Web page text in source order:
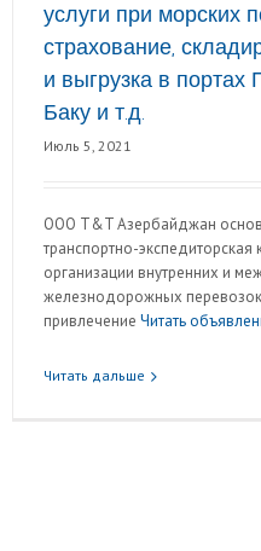
услуги при морских
страхование,
и выгрузка в портах
Баку и т.д.
Июль 5, 2021
ООО Т&T Азербайджан
транспортно-
организации внутренних и
железнодорожных
привлечение Читать
Читать дальше